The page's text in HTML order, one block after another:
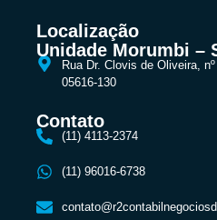
Localização
Unidade Morumbi –
Rua Dr. Clovis de Oliveira,
05616-130
Contato
(11) 4113-2374
(11) 96016-6738